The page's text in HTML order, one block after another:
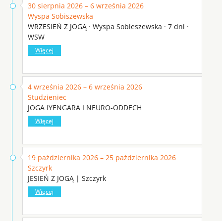
30 sierpnia 2026 – 6 września 2026
Wyspa Sobiszewska
WRZESIEŃ Z JOGĄ · Wyspa Sobieszewska · 7 dni ·
WSW
Więcej
4 września 2026 – 6 września 2026
Studzieniec
JOGA IYENGARA I NEURO-ODDECH
Więcej
19 października 2026 – 25 października 2026
Szczyrk
JESIEŃ Z JOGĄ | Szczyrk
Więcej